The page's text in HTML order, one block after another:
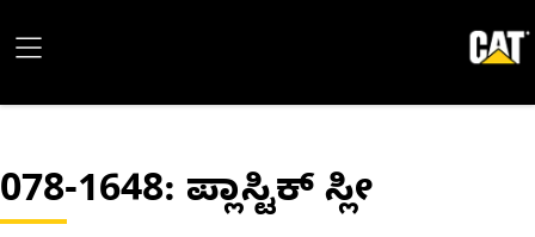
078-1648: ಪ್ಲಾಸ್ಟಿಕ್ ಸ್ಲೀ